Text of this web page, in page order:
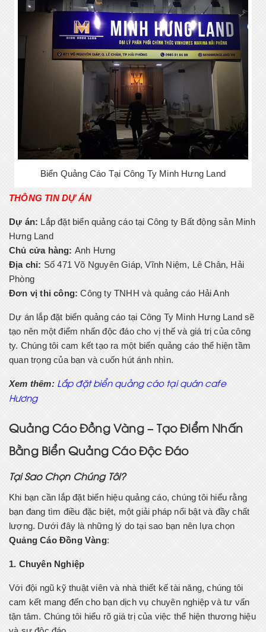
Biển Quảng Cáo Tại Công Ty Minh Hưng Land
THÔNG TIN DỰ ÁN
Dự án: Lắp đặt biển quảng cáo tại Công ty Bất động sản Minh
Hưng Land
Chủ cửa hàng: Anh Hưng
Địa chỉ: Số 471 Võ Nguyên Giáp, Vĩnh Niệm, Lê Chân, Hải
Phòng
Đơn vị thi công:Công ty TNHH và quảng cáo Hải Anh
Dự án lắp đặt biển quảng cáo tại Công Ty Minh Hưng Land sẽ
tạo nên một điểm nhấn độc đáo cho vị thế và giá trị của công
ty. Chúng tôi cam kết tạo ra một biển quảng cáo thể hiện tầm
quan trọng của bạn và cuốn hút ánh nhìn.
Xem thêm: Lắp đặt biển quảng cáo tại quán cafe
Hương
Quảng Cáo Đồng Vàng – Tạo Điểm Nhấn
Bằng Biển Quảng Cáo Độc Đáo
Tại Sao Chọn Chúng Tôi?
Khi bạn cần lắp đặt biển hiệu quảng cáo, chúng tôi hiểu rằng
bạn đang tìm điều đặc biệt, một giải pháp nổi bật và đầy chất
lượng. Dưới đây là những lý do tại sao bạn nên lựa chọn
Quảng Cáo Đồng Vàng:
1. Chuyên Nghiệp
Với đội ngũ kỹ thuật viên và nhà thiết kế tài năng, chúng tôi
cam kết mang đến cho bạn dịch vụ chuyên nghiệp và tư vấn
tận tâm. Chúng tôi hiểu rõ giá trị của việc thể hiện thương hiệu